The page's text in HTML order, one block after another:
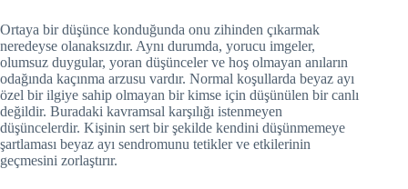
Ortaya bir düşünce konduğunda onu zihinden çıkarmak
neredeyse olanaksızdır. Aynı durumda, yorucu imgeler,
olumsuz duygular, yoran düşünceler ve hoş olmayan anıların
odağında kaçınma arzusu vardır. Normal koşullarda beyaz ayı
özel bir ilgiye sahip olmayan bir kimse için düşünülen bir canlı
değildir. Buradaki kavramsal karşılığı istenmeyen
düşüncelerdir. Kişinin sert bir şekilde kendini düşünmemeye
şartlaması beyaz ayı sendromunu tetikler ve etkilerinin
geçmesini zorlaştırır.